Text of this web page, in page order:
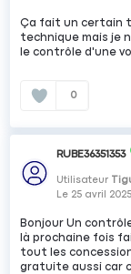
Ça fait un certain
technique mais je
le contrôle d'une
0
RUBE36351353
Utilisateur
Le 25 avril 2025
Bonjour Un
là prochaine fois
tout les
gratuite aussi car